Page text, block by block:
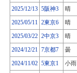
2025/12/13 5阪神3 晴
2025/05/11 2東京6 晴
2025/03/22 2中京3 晴
2024/12/21 7京都7 曇
2024/11/02 5東京1 小雨